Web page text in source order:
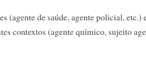
(agente de saúde, agente policial, etc.)
contextos (agente químico, sujeito